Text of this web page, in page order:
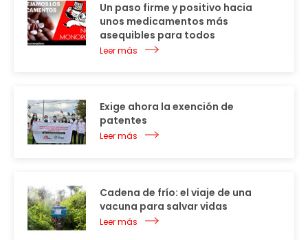
Un paso firme y positivo hacia
unos medicamentos más
asequibles para todos
Leer más
Exige ahora la exención de
patentes
Leer más
Cadena de frío: el viaje de una
vacuna para salvar vidas
Leer más